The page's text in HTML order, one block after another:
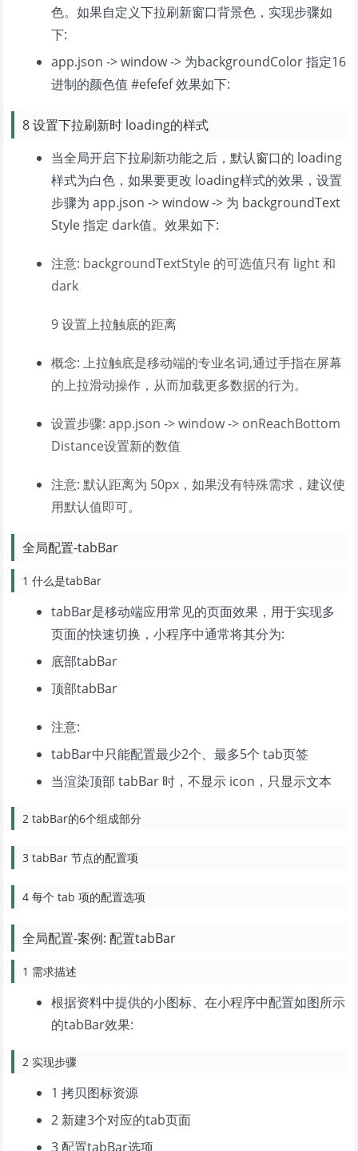
色。如果自定义下拉刷新窗口背景色，实现步骤如
下:
app.json -> window -> 为backgroundColor 指定16
进制的颜色值 #efefef 效果如下:
8 设置下拉刷新时 loading的样式
当全局开启下拉刷新功能之后，默认窗口的 loading
样式为白色，如果要更改 loading样式的效果，设置
步骤为 app.json -> window -> 为 backgroundText
Style 指定 dark值。效果如下:
注意: backgroundTextStyle 的可选值只有 light 和
dark
9 设置上拉触底的距离
概念: 上拉触底是移动端的专业名词,通过手指在屏幕
的上拉滑动操作，从而加载更多数据的行为。
设置步骤: app.json -> window -> onReachBottom
Distance设置新的数值
注意: 默认距离为 50px，如果没有特殊需求，建议使
用默认值即可。
全局配置-tabBar
1 什么是tabBar
tabBar是移动端应用常见的页面效果，用于实现多
页面的快速切换，小程序中通常将其分为:
底部tabBar
顶部tabBar
注意:
tabBar中只能配置最少2个、最多5个 tab页签
当渲染顶部 tabBar 时，不显示 icon，只显示文本
2 tabBar的6个组成部分
3 tabBar 节点的配置项
4 每个 tab 项的配置选项
全局配置-案例: 配置tabBar
1 需求描述
根据资料中提供的小图标、在小程序中配置如图所示
的tabBar效果:
2 实现步骤
1 拷贝图标资源
2 新建3个对应的tab页面
3 配置tabBar选项